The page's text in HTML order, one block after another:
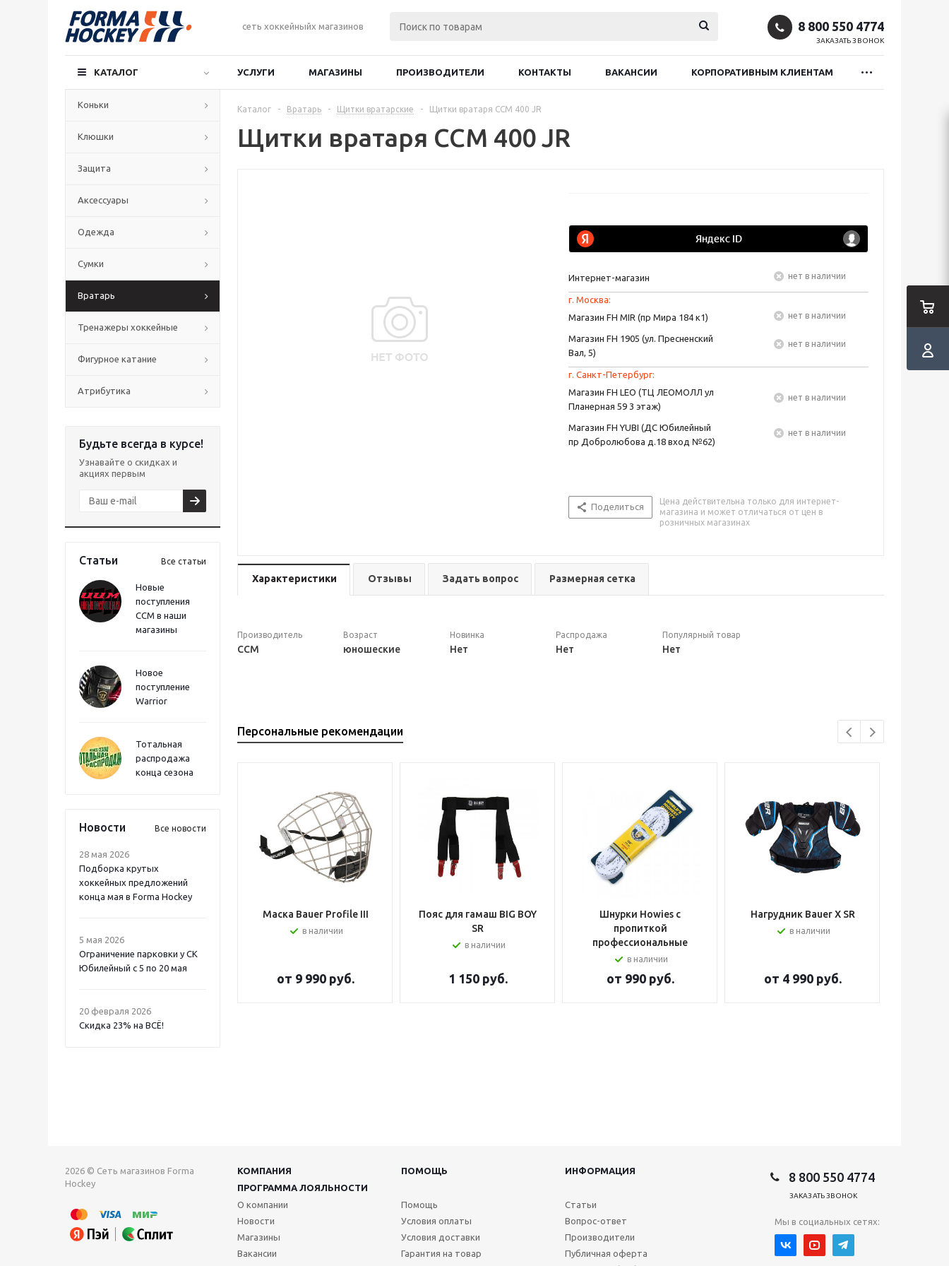
сеть хоккейныйх магазинов 8 800 550 4774
ЗАКАЗАТЬ ЗВОНОК
КАТАЛОГ УСЛУГИ МАГАЗИНЫ ПРОИЗВОДИТЕЛИ КОНТАКТЫ ВАКАНСИИ КОРПОРАТИВНЫМ КЛИЕНТАМ
Коньки
Клюшки
Защита
Аксессуары
Одежда
Сумки
Вратарь
Тренажеры хоккейные
Фигурное катание
Атрибутика
Будьте всегда в курсе!
Узнавайте о скидках и
акциях первым
Статьи Все статьи
Новые
поступления
CCM в наши
магазины
Новое
поступление
Warrior
Тотальная
распродажа
конца сезона
Новости Все новости
28 мая 2026
Подборка крутых
хоккейных предложений
конца мая в Forma Hockey
5 мая 2026
Ограничение парковки у СК
Юбилейный с 5 по 20 мая
20 февраля 2026
Скидка 23% на ВСË!
Каталог - Вратарь - Щитки вратарские - Щитки вратаря CCM 400 JR
Щитки вратаря CCM 400 JR
Интернет-магазин Нет в наличии
г. Москва:
Магазин FH MIR (пр Мира 184 к1)
Нет в наличии
Магазин FH 1905 (ул. Пресненский
Вал, 5)
Нет в наличии
г. Санкт-Петербург:
Магазин FH LEO (ТЦ ЛЕОМОЛЛ ул
Планерная 59 3 этаж)
Нет в наличии
Магазин FH YUBI (ДС Юбилейный
пр Добролюбова д.18 вход №62)
Нет в наличии
Поделиться
Цена действительна только для интернет-
магазина и может отличаться от цен в
розничных магазинах
Характеристики Отзывы Задать вопрос Размерная сетка
Производитель
CCM
Возраст
юношеские
Новинка
Нет
Распродажа
Нет
Популярный товар
Нет
Персональные рекомендации
Маска Bauer Profile III
в наличии
от 9 990 руб.
Пояс для гамаш BIG BOY
SR
в наличии
1 150руб.
Шнурки Howies с
пропиткой
профессиональные
в наличии
от 990 руб.
Нагрудник Bauer X SR
в наличии
от 4 990 руб.
2026 © Сеть магазинов Forma
Hockey
КОМПАНИЯ ПОМОЩЬ
ИНФОРМАЦИЯ
ПРОГРАММА ЛОЯЛЬНОСТИ
О компании
Новости
Магазины
Вакансии
Помощь
Условия оплаты
Условия доставки
Гарантия на товар
Статьи
Вопрос-ответ
Производители
Публичная оферта
8 800 550 4774
ЗАКАЗАТЬ ЗВОНОК
Мы в социальных сетях: